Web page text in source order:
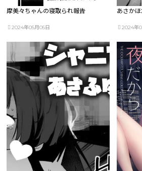
摩美々ちゃんの寝取られ報告
2024年05月05日
あさか
2024年